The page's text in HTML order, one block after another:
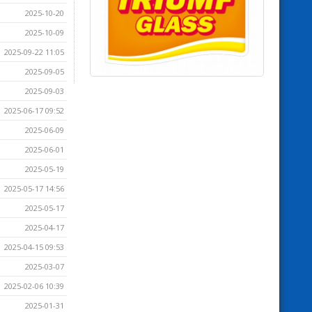
2025-10-20
2025-10-09
2025-09-22 11:05
2025-09-05
2025-09-03
2025-06-17 09:52
2025-06-09
2025-06-01
2025-05-19
2025-05-17 14:56
2025-05-17
2025-04-17
2025-04-15 09:53
2025-03-07
2025-02-06 10:39
2025-01-31